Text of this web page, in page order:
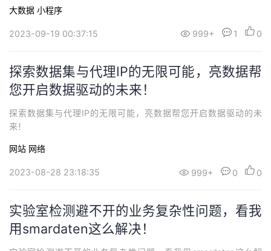
大数据 小程序
2023-09-19 00:37:15 999+ 1 0
探索数据集与代理IP的无限可能，亮数据帮
您开启数据驱动的未来！
探索数据集与代理IP的无限可能，亮数据帮您开启数据驱动的未
来！
网站 网络
2023-08-28 23:18:35 999+ 0 0
实验室检测避不开的业务复杂性问题，看我
用smardaten这么解决！